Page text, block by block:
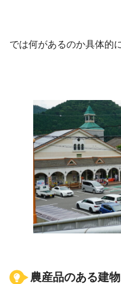
では何があるのか具体的
農産品のある建